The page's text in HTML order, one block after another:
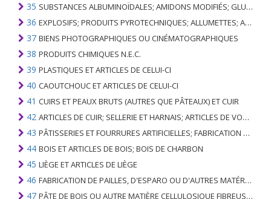
35 SUBSTANCES ALBUMINOÏDALES; AMIDONS MODIFIÉS; GLUES; ENZYMES
36 EXPLOSIFS; PRODUITS PYROTECHNIQUES; ALLUMETTES; ALLIAGES PYROPHORIQUES; CERTAINES PRÉPARATIONS COMBUSTIBLES
37 BIENS PHOTOGRAPHIQUES OU CINÉMATOGRAPHIQUES
38 PRODUITS CHIMIQUES N.E.C.
39 PLASTIQUES ET ARTICLES DE CELUI-CI
40 CAOUTCHOUC ET ARTICLES DE CELUI-CI
41 CUIRS ET PEAUX BRUTS (AUTRES QUE PÂTEAUX) ET CUIR
42 ARTICLES DE CUIR; SELLERIE ET ​​HARNAIS; ARTICLES DE VOYAGE, SACS À MAIN ET RÉCIPIENTS ANALOGUES; ARTICLES DE GUT ANIMAL (AUTRE QUE GUT DE SOIE-VERT)
43 PÂTISSERIES ET FOURRURES ARTIFICIELLES; FABRICATION DE CELLES-CI
44 BOIS ET ARTICLES DE BOIS; BOIS DE CHARBON
45 LIÈGE ET ARTICLES DE LIÈGE
46 FABRICATION DE PAILLES, D'ESPARO OU D'AUTRES MATÉRIAUX DE COULÉE; BASKETWARE ET WICKERWORK
47 PÂTE DE BOIS OU AUTRE MATIÈRE CELLULOSIQUE FIBREUSE; PAPIER OU CARTON RÉCUPÉRÉ (DÉCHETS ET DÉCHETS)